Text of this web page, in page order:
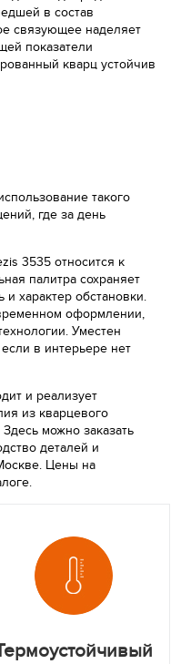
в состав
связующее наделяет
показатели
кварц устойчив
такого
где за день
3535 относится к
палитра сохраняет
и характер обстановки.
оформлении,
Уместен
в интерьере нет
и реализует
из кварцевого
можно заказать
деталей и
Цены на